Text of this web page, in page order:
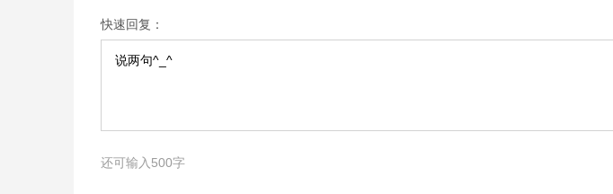
快速回复：
还可输入 500字